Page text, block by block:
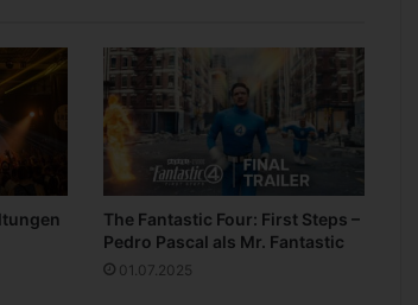
The Fantastic Four: First Steps –
Pedro Pascal als Mr. Fantastic
01.07.2025